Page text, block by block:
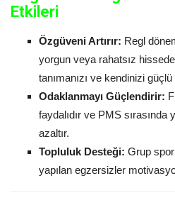
Etkileri
Özgüveni Artırır: Regl
yorgun veya rahatsız
tanımanızı ve kendinizi
Odaklanmayı Güçlendirir:
faydalıdır ve PMS sırasında
azaltır.
Topluluk Desteği: Grup
yapılan egzersizler